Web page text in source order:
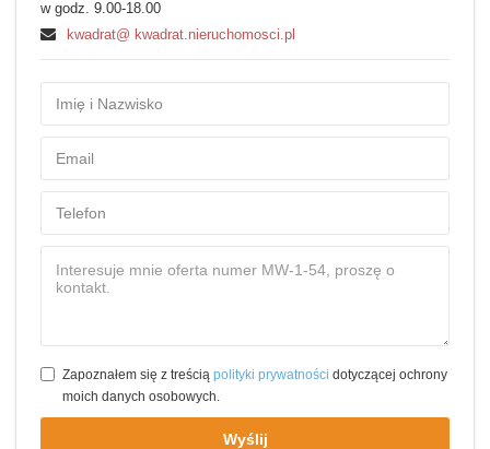
w godz. 9.00-18.00
kwadrat@ kwadrat.nieruchomosci.pl
Zapoznałem się z treścią polityki prywatności dotyczącej ochrony
moich danych osobowych.
Wyślij